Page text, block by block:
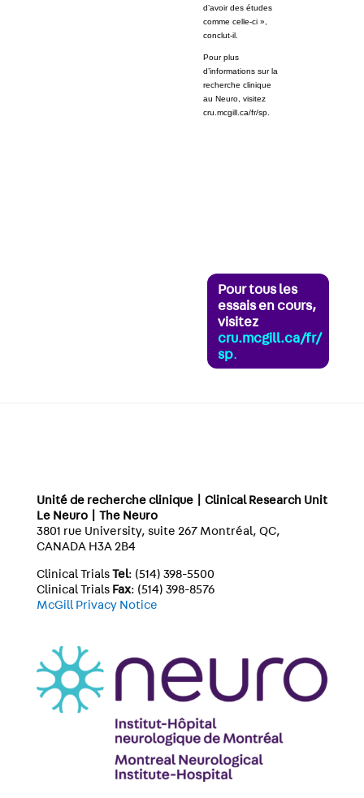
d’avoir des études
comme celle-ci »,
conclut-il.
Pour plus
d’informations sur la
recherche clinique
au Neuro, visitez
cru.mcgill.ca/fr/sp.
Pour tous les
essais en cours,
visitez
cru.mcgill.ca/fr/
sp.
Unité de recherche clinique | Clinical Research Unit
Le Neuro | The Neuro
3801 rue University, suite 267 Montréal, QC,
CANADA H3A 2B4
Clinical Trials Tel: (514) 398-5500
Clinical Trials Fax: (514) 398-8576
McGill Privacy Notice